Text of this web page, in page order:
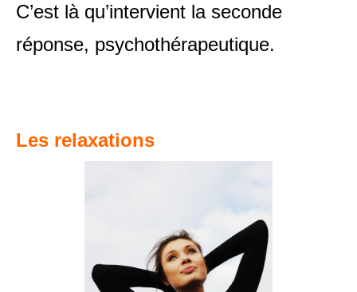
C’est là qu’intervient la seconde
réponse, psychothérapeutique.
Les relaxations